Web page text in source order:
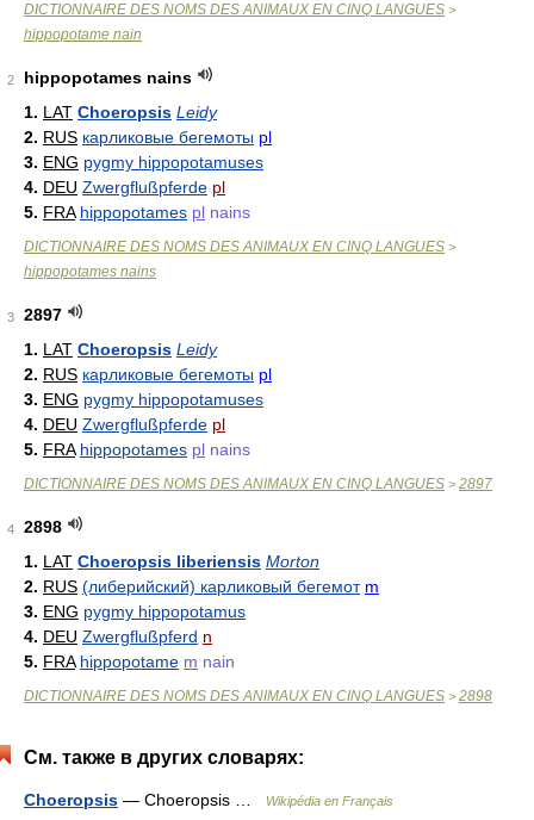
DICTIONNAIRE DES NOMS DES ANIMAUX EN CINQ LANGUES >
hippopotame nain
2
hippopotames nains
1. LAT Choeropsis Leidy
2. RUS карликовые бегемоты pl
3. ENG pygmy hippopotamuses
4. DEU Zwergflußpferde pl
5. FRA hippopotames pl nains
DICTIONNAIRE DES NOMS DES ANIMAUX EN CINQ LANGUES >
hippopotames nains
3
2897
1. LAT Choeropsis Leidy
2. RUS карликовые бегемоты pl
3. ENG pygmy hippopotamuses
4. DEU Zwergflußpferde pl
5. FRA hippopotames pl nains
DICTIONNAIRE DES NOMS DES ANIMAUX EN CINQ LANGUES > 2897
4
2898
1. LAT Choeropsis liberiensis Morton
2. RUS (либерийский) карликовый бегемот m
3. ENG pygmy hippopotamus
4. DEU Zwergflußpferd n
5. FRA hippopotame m nain
DICTIONNAIRE DES NOMS DES ANIMAUX EN CINQ LANGUES > 2898
См. также в других словарях:
Choeropsis — Choeropsis … Wikipédia en Français